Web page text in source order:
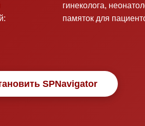
гинеколога,
памяток для
SPNavigator